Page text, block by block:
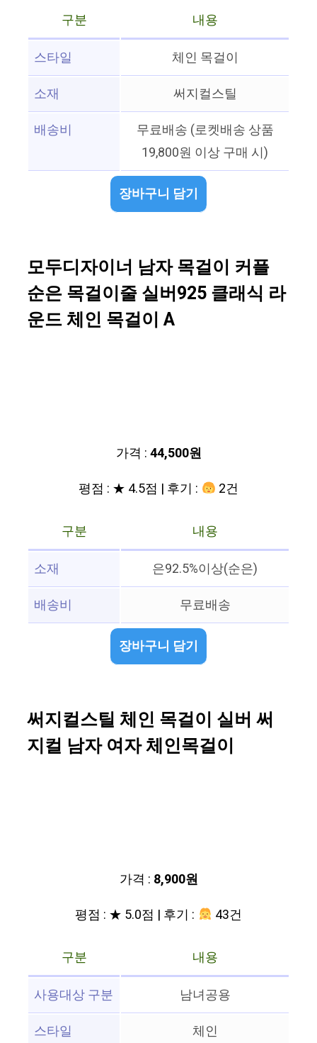
구분
내용
스타일
체인 목걸이
소재
써지컬스틸
배송비
무료배송 (로켓배송 상품
19,800원 이상 구매 시)
장바구니 담기
모두디자이너 남자 목걸이 커플
순은 목걸이줄 실버925 클래식 라
운드 체인 목걸이 A
가격 :44,500원
평점 : ★ 4.5점 | 후기 :
2건
구분
내용
소재
은92.5%이상(순은)
배송비
무료배송
장바구니 담기
써지컬스틸 체인 목걸이 실버 써
지컬 남자 여자 체인목걸이
가격 : 8,900원
평점 : ★ 5.0점 | 후기 :
43건
구분
내용
사용대상 구분
남녀공용
스타일
체인